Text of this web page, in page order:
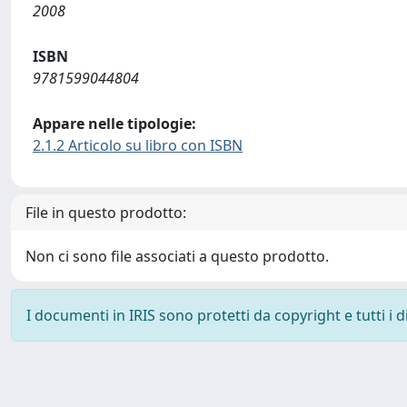
2008
ISBN
9781599044804
Appare nelle tipologie:
2.1.2 Articolo su libro con ISBN
File in questo prodotto:
Non ci sono file associati a questo prodotto.
I documenti in IRIS sono protetti da copyright e tutti i